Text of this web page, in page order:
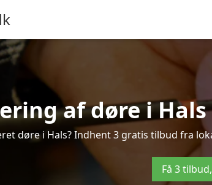
af døre i
døre i Hals? Indhent 3 gratis tilbud fra
Få 3